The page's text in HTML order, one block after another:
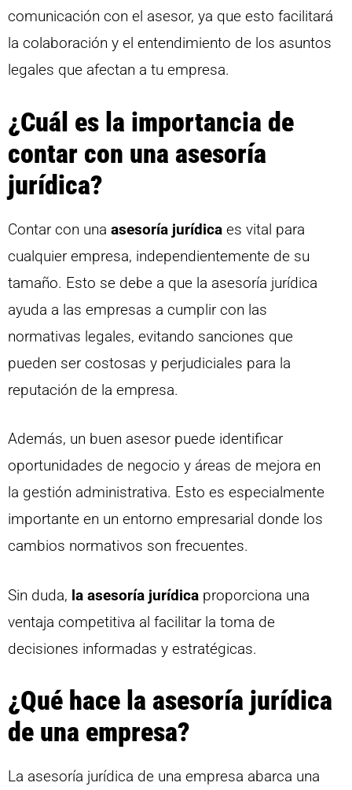
comunicación con el asesor, ya que esto facilitará
la colaboración y el entendimiento de los asuntos
legales que afectan a tu empresa.
¿Cuál es la importancia de
contar con una asesoría
jurídica?
Contar con una asesoría jurídica es vital para
cualquier empresa, independientemente de su
tamaño. Esto se debe a que la asesoría jurídica
ayuda a las empresas a cumplir con las
normativas legales, evitando sanciones que
pueden ser costosas y perjudiciales para la
reputación de la empresa.
Además, un buen asesor puede identificar
oportunidades de negocio y áreas de mejora en
la gestión administrativa. Esto es especialmente
importante en un entorno empresarial donde los
cambios normativos son frecuentes.
Sin duda, la asesoría jurídica proporciona una
ventaja competitiva al facilitar la toma de
decisiones informadas y estratégicas.
¿Qué hace la asesoría jurídica
de una empresa?
La asesoría jurídica de una empresa abarca una